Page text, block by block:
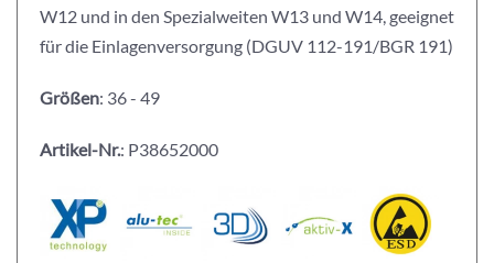
W12 und in den Spezialweiten W13 und W14, geeignet
für die Einlagenversorgung (DGUV 112-191/BGR 191)
Größen: 36 - 49
Artikel-Nr.: P38652000